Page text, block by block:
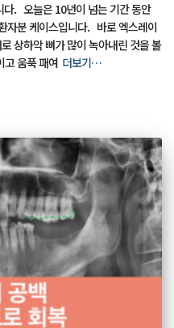
다. 오늘은 10년이 넘는 기간 동안
자분 케이스입니다. 바로 엑스레이
상하악 뼈가 많이 녹아내린 것을 볼
움푹 패여 더보기…